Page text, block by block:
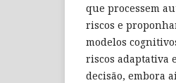
que processem
riscos e
modelos
riscos adaptativa
decisão, embora